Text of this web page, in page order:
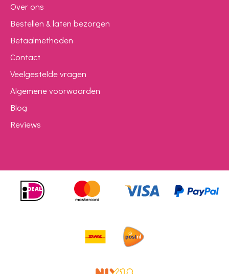
Over ons
Bestellen & laten bezorgen
Betaalmethoden
Contact
Veelgestelde vragen
Algemene voorwaarden
Blog
Reviews